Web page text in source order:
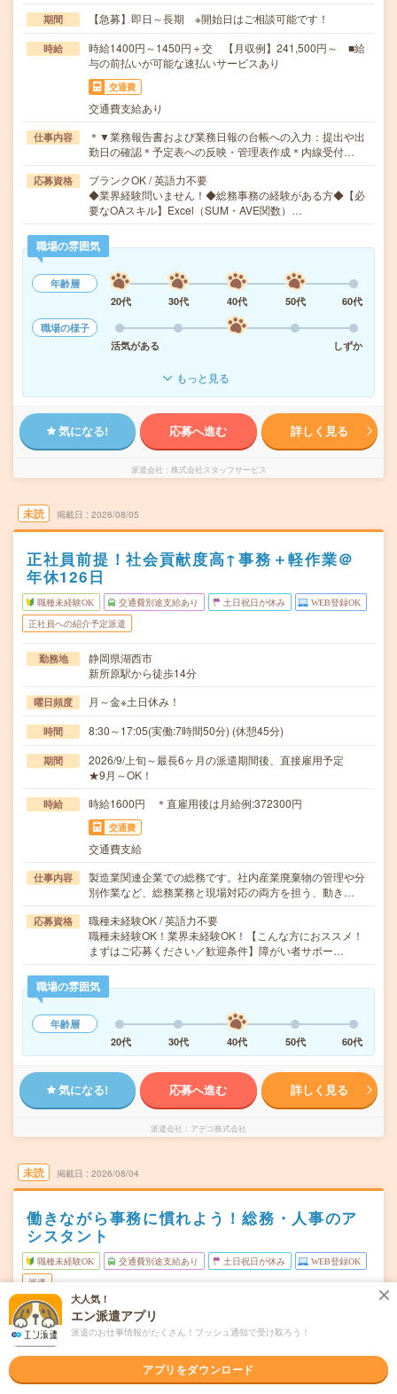
期間 【急募】即日～長期 ※開始日はご相談可能です！
時給
時給1400円～1450円＋交 【月収例】241,500円～ ■給
与の前払いが可能な速払いサービスあり
交通費
交通費支給あり
仕事内容
＊▼業務報告書および業務日報の台帳への入力：提出や出
勤日の確認＊予定表への反映・管理表作成＊内線受付…
応募資格
ブランクOK / 英語力不要
◆業界経験問いません！◆総務事務の経験がある方◆【必
要なOAスキル】Excel（SUM・AVE関数）…
職場の雰囲気
年齢層
20代
30代 40代 50代
60代
職場の様子
活気がある
しずか
もっと見る
気になる! 応募へ進む 詳しく見る
派遣会社 株式会社スタッフサービス
未読 掲載日 2026/08/05
正社員前提！社会貢献度高↑事務＋軽作業＠
年休126日
職種未経験OK 交通費別途支給あり 土日祝日が休み WEB登録OK
正社員への紹介予定派遣
勤務地
静岡県湖西市
新所原駅から徒歩14分
曜日頻度 月～金※土日休み！
時間 8:30～17:05(実働:7時間50分) (休憩45分)
期間
2026/9/上旬～最長6ヶ月の派遣期間後、直接雇用予定
★9月～OK！
時給 時給1600円 ＊直雇用後は月給例:372300円
交通費
交通費支給
仕事内容
製造業関連企業での総務です。社内産業廃棄物の管理や分
別作業など、総務業務と現場対応の両方を担う、動き…
応募資格
職種未経験OK / 英語力不要
職種未経験OK！業界未経験OK！【こんな方におススメ！
まずはご応募ください／歓迎条件】障がい者サポー…
職場の雰囲気
年齢層
20代
30代 40代 50代 60代
気になる! 応募へ進む 詳しく見る
派遣会社 アデコ株式会社
未読 掲載日 2026/08/04
働きながら事務に慣れよう！総務・人事のア
シスタント
職種未経験OK 交通費別途支給あり 土日祝日が休み WEB登録OK
派遣
勤務地
静岡県富士市
富士川駅から車12分／芝川駅から車8分
月～金（週5日） ※土日祝休み＋GW・夏季・年末年始の
長期休暇あり！
大人気！
エン派遣アプリ
派遣のお仕事情報がたくさん！プッシュ通知で受け取ろう！
アプリをダウンロード